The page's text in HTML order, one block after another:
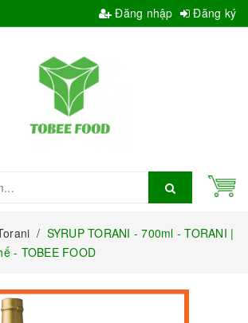
Đăng nhập Đăng ký
/ SYRUP TORANI - 700ml - TORANI |
- TOBEE FOOD